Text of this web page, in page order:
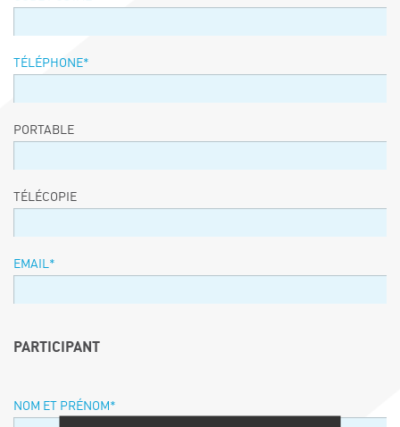
TÉLÉPHONE*
PORTABLE
TÉLÉCOPIE
EMAIL *
PARTICIPANT
NOM ET PRÉNOM *